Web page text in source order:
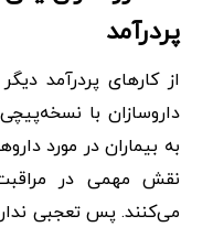
پردرآمد
از کارهای پردرآمد
داروسازان با
به بیماران در مورد
نقش مهمی در
می‌کنند. پس تعجبی